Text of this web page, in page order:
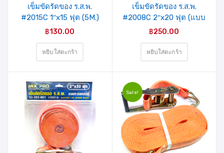
เข็มขัดรัดของ ร.ส.พ.
#2015C 1″x15 ฟุต (5M.)
MIXPRO (02-003-003)
฿130.00
หยิบใส่ตะกร้า
เข็มขัดรัดของ ร.ส.พ.
#2008C 2″x20 ฟุต (แบบ
ตะขอกลมคู่ HOOK)
฿250.00
หยิบใส่ตะกร้า
Sale!